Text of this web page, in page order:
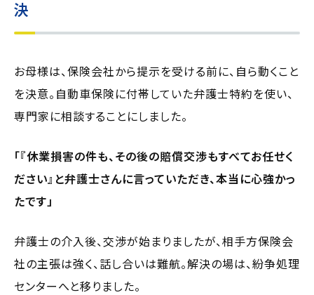
決
お母様は、保険会社から提示を受ける前に、自ら動くこと
を決意。自動車保険に付帯していた弁護士特約を使い、
専門家に相談することにしました。
「『休業損害の件も、その後の賠償交渉もすべてお任せく
ださい』と弁護士さんに言っていただき、本当に心強かっ
たです」
弁護士の介入後、交渉が始まりましたが、相手方保険会
社の主張は強く、話し合いは難航。解決の場は、紛争処理
センターへと移りました。